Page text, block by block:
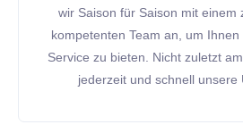
wir Saison für Saison mit einem
kompetenten Team an, um
Service zu bieten. Nicht zuletzt
jederzeit und schnell unsere